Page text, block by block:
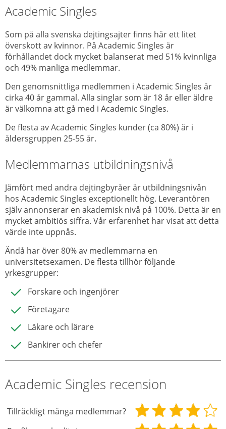
Academic Singles
Som på alla svenska dejtingsajter finns här ett litet
överskott av kvinnor. På Academic Singles är
förhållandet dock mycket balanserat med 51% kvinnliga
och 49% manliga medlemmar.
Den genomsnittliga medlemmen i Academic Singles är
cirka 40 år gammal. Alla singlar som är 18 år eller äldre
är välkomna att gå med i Academic Singles.
De flesta av Academic Singles kunder (ca 80%) är i
åldersgruppen 25-55 år.
Medlemmarnas utbildningsnivå
Jämfört med andra dejtingbyråer är utbildningsnivån
hos Academic Singles exceptionellt hög. Leverantören
själv annonserar en akademisk nivå på 100%. Detta är en
mycket ambitiös siffra. Vår erfarenhet har visat att detta
värde inte uppnås.
Ändå har över 80% av medlemmarna en
universitetsexamen. De flesta tillhör följande
yrkesgrupper:
Forskare och ingenjörer
Företagare
Läkare och lärare
Bankirer och chefer
Academic Singles recension
Tillräckligt många medlemmar?